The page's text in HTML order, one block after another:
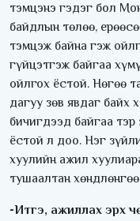
тэмцэнэ гэдэг бол
байдлын төлөө,
тэмцэж байна гэж
гүйцэтгэж байгаа
ойлгох ёстой. Нөгөө
дагуу зөв явдаг байх
бичигдээд байгаа
ёстой л доо. Нэг
хуулийн ажил
тушаалтан
-Итгэ, ажиллах эрх